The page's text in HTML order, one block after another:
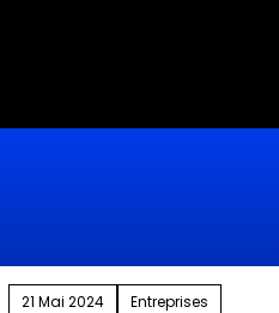
21 Mai 2024 Entreprises